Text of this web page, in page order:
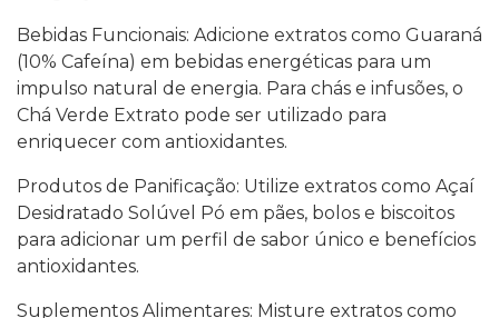
Bebidas Funcionais: Adicione extratos como Guaraná
(10% Cafeína) em bebidas energéticas para um
impulso natural de energia. Para chás e infusões, o
Chá Verde Extrato pode ser utilizado para
enriquecer com antioxidantes.
Produtos de Panificação: Utilize extratos como Açaí
Desidratado Solúvel Pó em pães, bolos e biscoitos
para adicionar um perfil de sabor único e benefícios
antioxidantes.
Suplementos Alimentares: Misture extratos como